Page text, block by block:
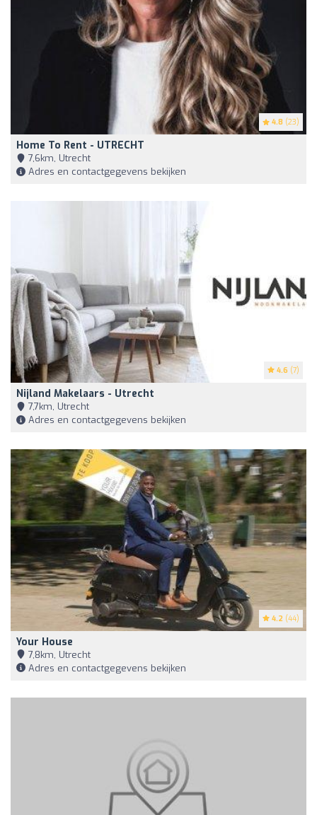
4.8 (23)
Home To Rent - UTRECHT
7,6km, Utrecht
Adres en contactgegevens bekijken
4.6 (7)
Nijland Makelaars - Utrecht
7,7km, Utrecht
Adres en contactgegevens bekijken
4.2 (44)
Your House
7,8km, Utrecht
Adres en contactgegevens bekijken